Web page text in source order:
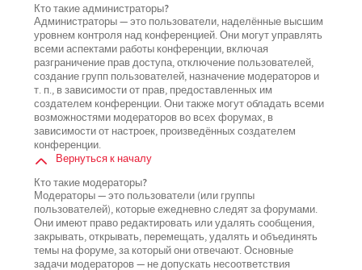
Кто такие администраторы?
Администраторы — это пользователи, наделённые высшим
уровнем контроля над конференцией. Они могут управлять
всеми аспектами работы конференции, включая
разграничение прав доступа, отключение пользователей,
создание групп пользователей, назначение модераторов и
т. п., в зависимости от прав, предоставленных им
создателем конференции. Они также могут обладать всеми
возможностями модераторов во всех форумах, в
зависимости от настроек, произведённых создателем
конференции.
Вернуться к началу
Кто такие модераторы?
Модераторы — это пользователи (или группы
пользователей), которые ежедневно следят за форумами.
Они имеют право редактировать или удалять сообщения,
закрывать, открывать, перемещать, удалять и объединять
темы на форуме, за который они отвечают. Основные
задачи модераторов — не допускать несоответствия